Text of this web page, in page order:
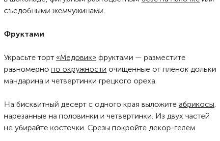
съедобными жемчужинами.
Фруктами
Украсьте торт «Медовик» фруктами — разместите
равномерно по окружности очищенные от пленок дольки
мандарина и четвертинки грецкого ореха.
На бисквитный десерт с одного края выложите абрикосы,
нарезанные на половинки и четвертинки. Из двух частей
не убирайте косточки. Срезы покройте декор-гелем.